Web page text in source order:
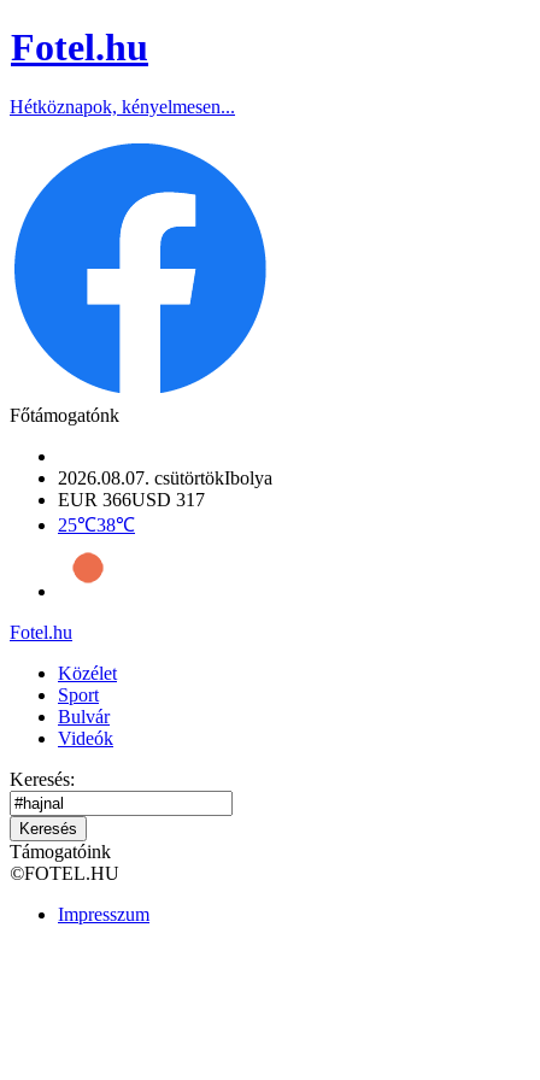
Fotel.hu
Hétköznapok, kényelmesen...
Főtámogatónk
2026.08.07. csütörtökIbolya
EUR 366USD 317
25℃38℃
Fotel.hu
Közélet
Sport
Bulvár
Videók
Keresés:
Keresés
Támogatóink
©FOTEL.HU
Impresszum